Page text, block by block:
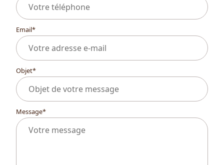
Email*
Objet*
Message*